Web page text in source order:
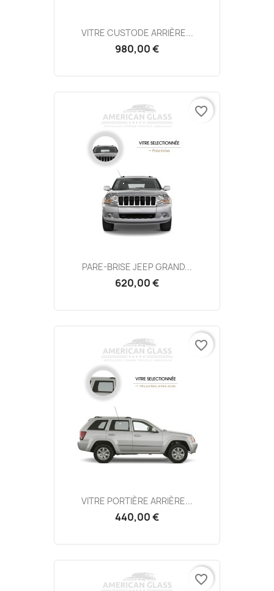
VITRE CUSTODE ARRIÈRE...
980,00 €
PARE-BRISE JEEP GRAND...
620,00 €
favorite_border
VITRE PORTIÈRE ARRIÈRE...
440,00 €
favorite_border
favorite_border